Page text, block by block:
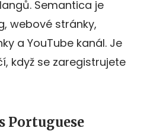
Semantica je
webové stránky,
a YouTube kanál. Je
když se zaregistrujete
Portuguese